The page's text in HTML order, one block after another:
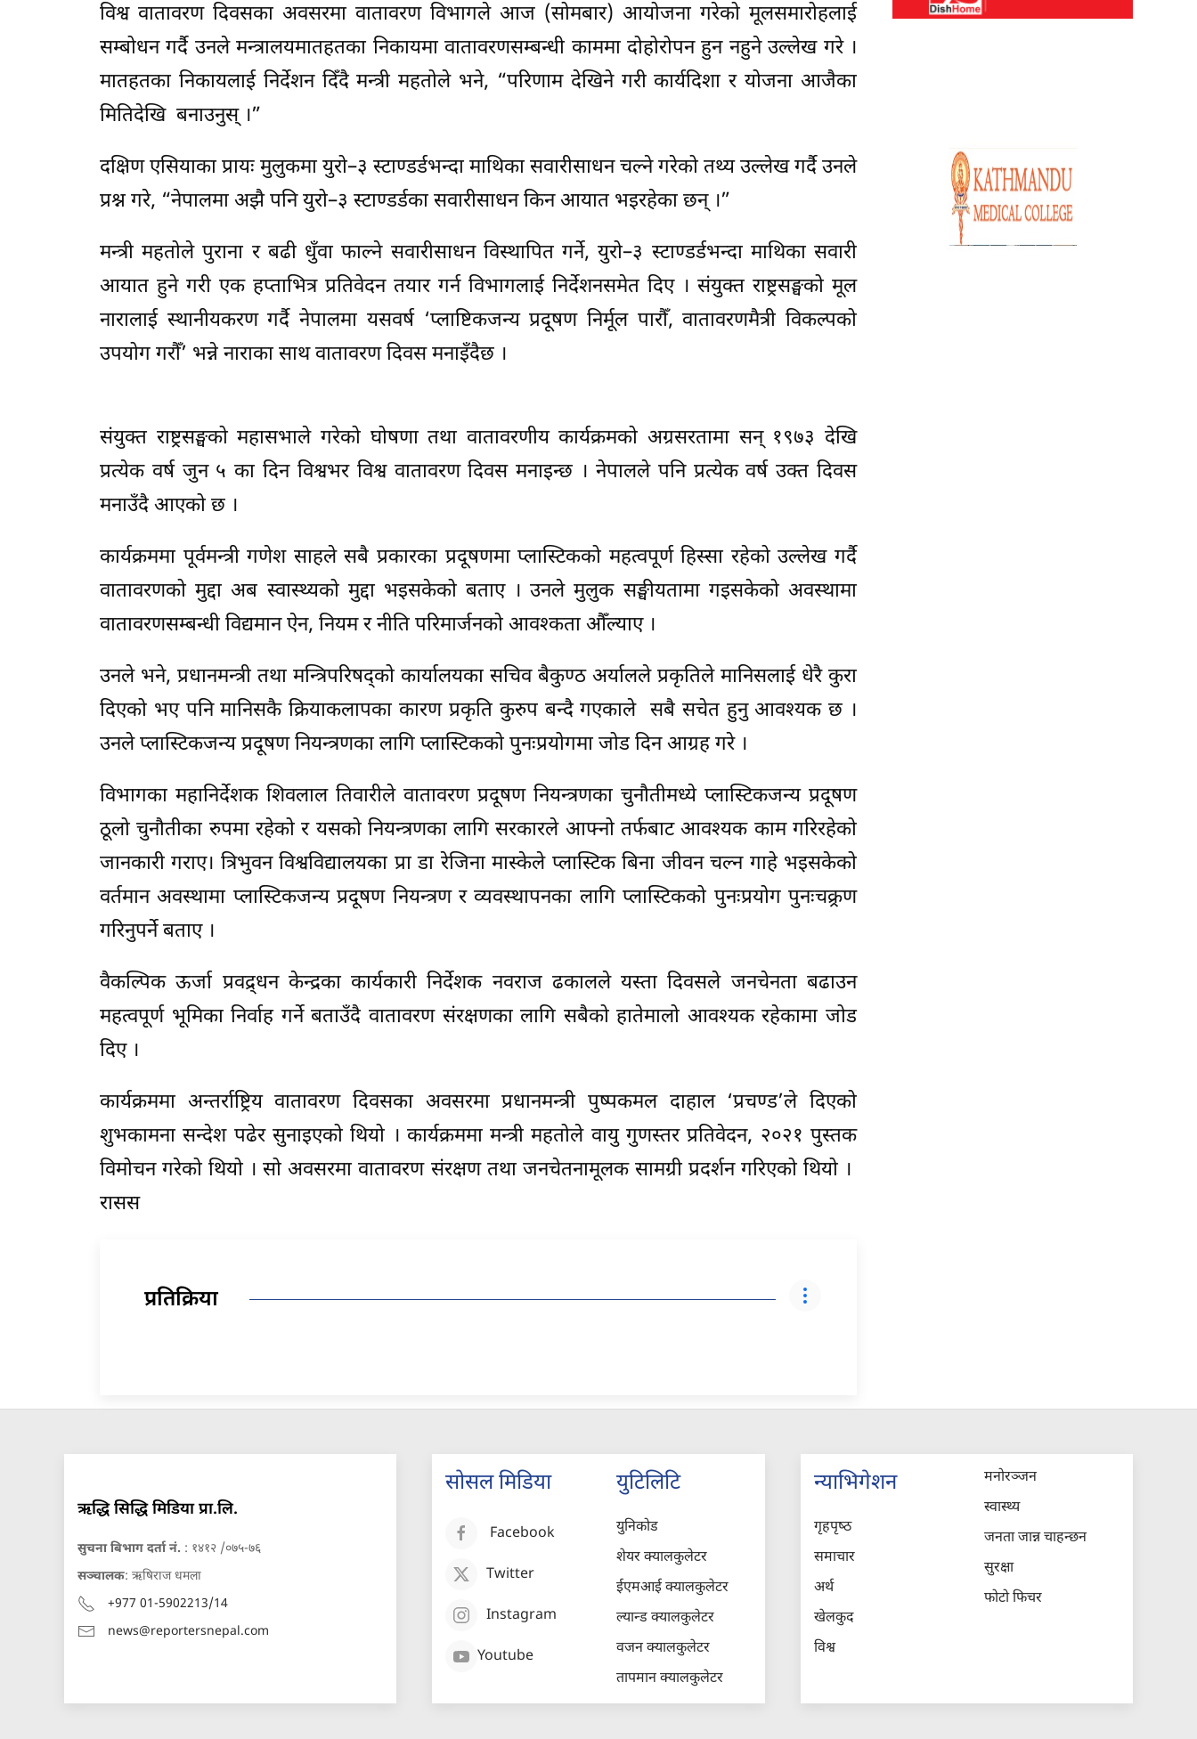
विश्व वातावरण दिवसका अवसरमा वातावरण विभागले आज (सोमबार) आयोजना गरेको मूलसमारोहलाई
सम्बोधन गर्दै उनले मन्त्रालयमातहतका निकायमा वातावरणसम्बन्धी काममा दोहोरोपन हुन नहुने उल्लेख गरे ।
मातहतका निकायलाई निर्देशन दिँदै मन्त्री महतोले भने, “परिणाम देखिने गरी कार्यदिशा र योजना आजैका
मितिदेखि बनाउनुस् ।”
दक्षिण एसियाका प्रायः मुलुकमा युरो–३ स्टाण्डर्डभन्दा माथिका सवारीसाधन चल्ने गरेको तथ्य उल्लेख गर्दै उनले
प्रश्न गरे, “नेपालमा अझै पनि युरो–३ स्टाण्डर्डका सवारीसाधन किन आयात भइरहेका छन् ।”
मन्त्री महतोले पुराना र बढी धुँवा फाल्ने सवारीसाधन विस्थापित गर्ने, युरो–३ स्टाण्डर्डभन्दा माथिका सवारी
आयात हुने गरी एक हप्ताभित्र प्रतिवेदन तयार गर्न विभागलाई निर्देशनसमेत दिए । संयुक्त राष्ट्रसङ्घको मूल
नारालाई स्थानीयकरण गर्दै नेपालमा यसवर्ष ‘प्लाष्टिकजन्य प्रदूषण निर्मूल पारौँ, वातावरणमैत्री विकल्पको
उपयोग गरौँ’ भन्ने नाराका साथ वातावरण दिवस मनाइँदैछ ।
संयुक्त राष्ट्रसङ्घको महासभाले गरेको घोषणा तथा वातावरणीय कार्यक्रमको अग्रसरतामा सन् १९७३ देखि
प्रत्येक वर्ष जुन ५ का दिन विश्वभर विश्व वातावरण दिवस मनाइन्छ । नेपालले पनि प्रत्येक वर्ष उक्त दिवस
मनाउँदै आएको छ ।
कार्यक्रममा पूर्वमन्त्री गणेश साहले सबै प्रकारका प्रदूषणमा प्लास्टिकको महत्वपूर्ण हिस्सा रहेको उल्लेख गर्दै
वातावरणको मुद्दा अब स्वास्थ्यको मुद्दा भइसकेको बताए । उनले मुलुक सङ्घीयतामा गइसकेको अवस्थामा
वातावरणसम्बन्धी विद्यमान ऐन, नियम र नीति परिमार्जनको आवश्कता औँल्याए ।
उनले भने, प्रधानमन्त्री तथा मन्त्रिपरिषद्को कार्यालयका सचिव बैकुण्ठ अर्यालले प्रकृतिले मानिसलाई धेरै कुरा
दिएको भए पनि मानिसकै क्रियाकलापका कारण प्रकृति कुरुप बन्दै गएकाले सबै सचेत हुनु आवश्यक छ ।
उनले प्लास्टिकजन्य प्रदूषण नियन्त्रणका लागि प्लास्टिकको पुनःप्रयोगमा जोड दिन आग्रह गरे ।
विभागका महानिर्देशक शिवलाल तिवारीले वातावरण प्रदूषण नियन्त्रणका चुनौतीमध्ये प्लास्टिकजन्य प्रदूषण
ठूलो चुनौतीका रुपमा रहेको र यसको नियन्त्रणका लागि सरकारले आफ्नो तर्फबाट आवश्यक काम गरिरहेको
जानकारी गराए। त्रिभुवन विश्वविद्यालयका प्रा डा रेजिना मास्केले प्लास्टिक बिना जीवन चल्न गाहे भइसकेको
वर्तमान अवस्थामा प्लास्टिकजन्य प्रदूषण नियन्त्रण र व्यवस्थापनका लागि प्लास्टिकको पुनःप्रयोग पुनःचक्र्रण
गरिनुपर्ने बताए ।
वैकल्पिक ऊर्जा प्रवद्र्धन केन्द्रका कार्यकारी निर्देशक नवराज ढकालले यस्ता दिवसले जनचेनता बढाउन
महत्वपूर्ण भूमिका निर्वाह गर्ने बताउँदै वातावरण संरक्षणका लागि सबैको हातेमालो आवश्यक रहेकामा जोड
दिए ।
कार्यक्रममा अन्तर्राष्ट्रिय वातावरण दिवसका अवसरमा प्रधानमन्त्री पुष्पकमल दाहाल ‘प्रचण्ड’ले दिएको
शुभकामना सन्देश पढेर सुनाइएको थियो । कार्यक्रममा मन्त्री महतोले वायु गुणस्तर प्रतिवेदन, २०२१ पुस्तक
विमोचन गरेको थियो । सो अवसरमा वातावरण संरक्षण तथा जनचेतनामूलक सामग्री प्रदर्शन गरिएको थियो ।
रासस
प्रतिक्रिया
ऋद्धि सिद्धि मिडिया प्रा.लि.
सुचना बिभाग दर्ता नं. : १४१२ /०७५-७६
सञ्चालक: ऋषिराज धमला
+977 01-5902213/14
news@reportersnepal.com
सोसल मिडिया
Facebook
Twitter
Instagram
Youtube
युटिलिटि
युनिकोड
शेयर क्यालकुलेटर
ईएमआई क्यालकुलेटर
ल्यान्ड क्यालकुलेटर
वजन क्यालकुलेटर
तापमान क्यालकुलेटर
न्याभिगेशन
गृहपृष्‍ठ
समाचार
अर्थ
खेलकुद
विश्व
मनोरञ्जन
स्वास्थ्य
जनता जान्न चाहन्छन
सुरक्षा
फोटो फिचर